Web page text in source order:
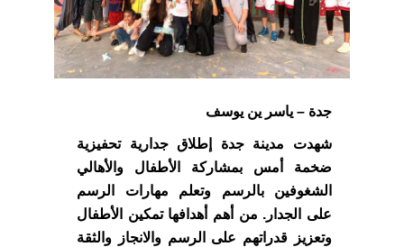
جدة – ياسر ين يوسف
شهدت مدينة جدة إطلاق جدارية تحفيزية
ضخمة أمس بمشاركة الأطفال والأهالي
الشغوفين بالرسم وتعلم مهارات الرسم
على الجدار. من أهم أهدافها تمكين الأطفال
وتعزيز قدراتهم على الرسم والانجاز والثقة